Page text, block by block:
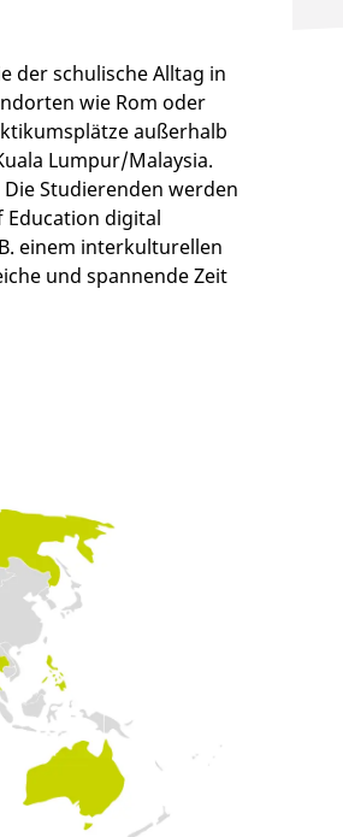
der schulische Alltag in
wie Rom oder
außerhalb
Lumpur/Malaysia.
Studierenden werden
digital
einem interkulturellen
und spannende Zeit